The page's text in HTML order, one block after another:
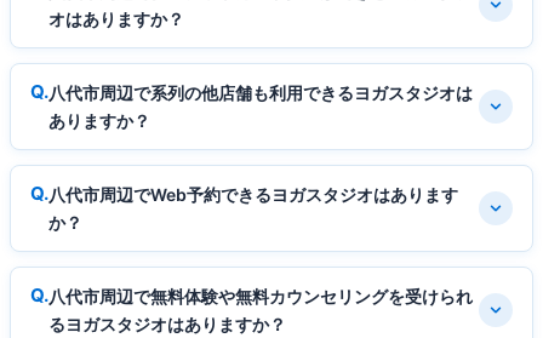
オはありますか？
八代市周辺で系列の他店舗も利用できるヨガスタジオは
ありますか？
八代市周辺でWeb予約できるヨガスタジオはあります
か？
八代市周辺で無料体験や無料カウンセリングを受けられ
るヨガスタジオはありますか？